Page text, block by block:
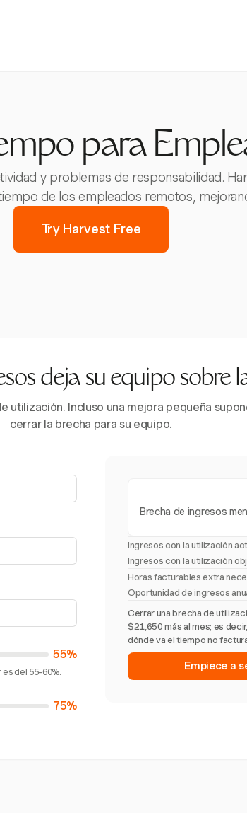
para
y problemas de responsabilidad.
de los empleados remotos,
Try Harvest Free
deja su equipo sobre
utilización. Incluso una mejora pequeña
cerrar la brecha para su equipo.
55%
del 55–60%.
75%
Brecha de ingresos
Ingresos con la utilización
Ingresos con la utilización
Horas facturables extra
Oportunidad de ingresos
Cerrar una brecha de
$21,650 más al mes; es
dónde va el tiempo no
Empiece a